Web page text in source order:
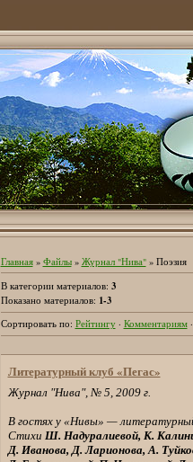
Главная» Файлы» Журнал "Нива"» Поэзия
В категории материалов: 3
Показано материалов: 1-3
Сортировать по: Рейтингу· Комментариям·
Литературный клуб «Пегас»
Журнал "Нива", № 5, 2009 г.
В гостях у «Нивы» —
Стихи Ш. Надуралиевой, К.
Д. Иванова, Д. Ларионова, А.